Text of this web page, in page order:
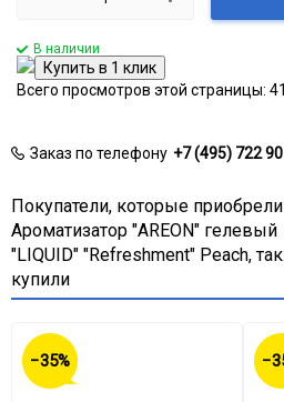
В наличии
Всего просмотров этой страницы:
Заказ по телефону +7 (495) 722
Покупатели, которые приобрели
Ароматизатор "AREON" гелевый
"LIQUID" "Refreshment" Peach,
купили
−35%